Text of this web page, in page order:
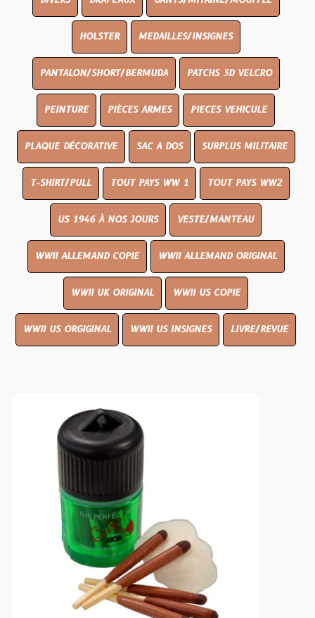
HOLSTER MEDAILLES/INSIGNES
PANTALON/SHORT/BERMUDA PATCHS 3D VELCRO
PEINTURE PIÈCES ARMES PIECES VEHICULE
PLAQUE DÉCORATIVE SAC A DOS SURPLUS MILITAIRE
T-SHIRT/PULL TOUT PAYS WW 1 TOUT PAYS WW2
US 1946 À NOS JOURS VESTE/MANTEAU
WWII ALLEMAND COPIE WWII ALLEMAND ORIGINAL
WWII UK ORIGINAL WWII US COPIE
WWII US ORGIGINAL WWII US INSIGNES LIVRE/REVUE